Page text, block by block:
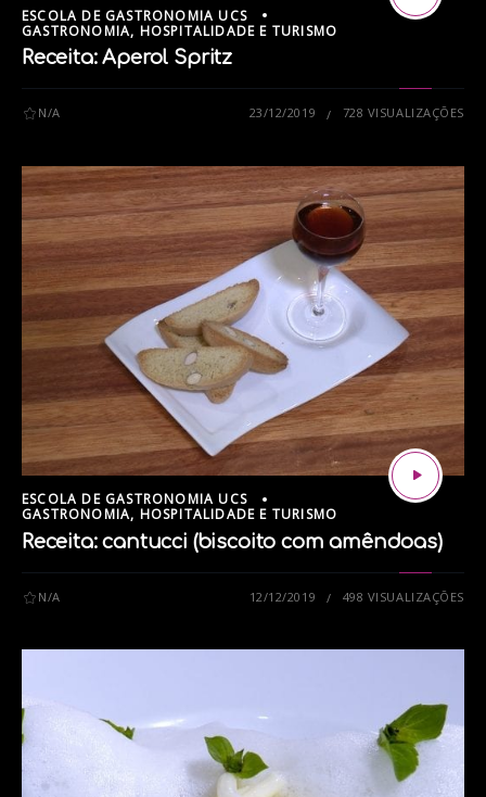
ESCOLA DE GASTRONOMIA UCS
GASTRONOMIA, HOSPITALIDADE E TURISMO
Receita: Aperol Spritz
N/A 23/12/2019 728 VISUALIZAÇÕES
ESCOLA DE GASTRONOMIA UCS
GASTRONOMIA, HOSPITALIDADE E TURISMO
Receita: cantucci (biscoito com amêndoas)
N/A 12/12/2019 498 VISUALIZAÇÕES